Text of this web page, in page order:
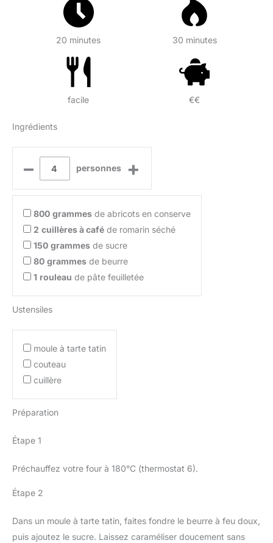
20 minutes 30 minutes
facile €€
Ingrédients
– personnes +
800 grammes de abricots en conserve
2 cuillères à café de romarin séché
150 grammes de sucre
80 grammes de beurre
1 rouleau de pâte feuilletée
Ustensiles
moule à tarte tatin
couteau
cuillère
Préparation
Étape 1
Préchauffez votre four à 180°C (thermostat 6).
Étape 2
Dans un moule à tarte tatin, faites fondre le beurre à feu doux,
puis ajoutez le sucre. Laissez caraméliser doucement sans